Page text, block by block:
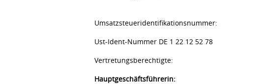
Umsatzsteueridentifikationsnummer:
Ust-Ident-Nummer DE 1 22 12 52 78
Vertretungsberechtigte:
Hauptgeschäftsführerin: